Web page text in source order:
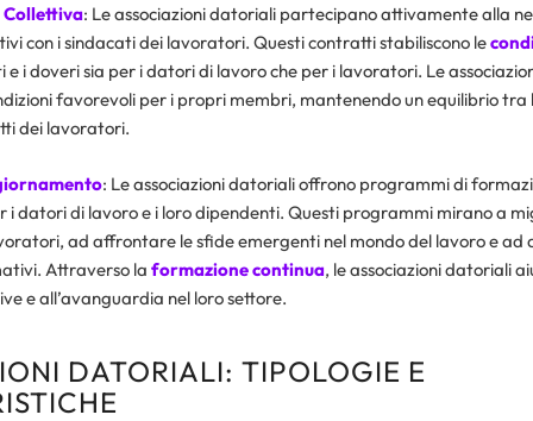
Collettiva: Le associazioni datoriali partecipano attivamente alla
con i sindacati dei lavoratori. Questi contratti stabiliscono le
e i doveri sia per i datori di lavoro che per i lavoratori. Le
favorevoli per i propri membri, mantenendo un equilibrio tra
dei lavoratori.
: Le associazioni datoriali offrono programmi di
datori di lavoro e i loro dipendenti. Questi programmi mirano a
ad affrontare le sfide emergenti nel mondo del lavoro e ad
Attraverso la formazione continua, le associazioni datoriali
e all’avanguardia nel loro settore.
DATORIALI: TIPOLOGIE E